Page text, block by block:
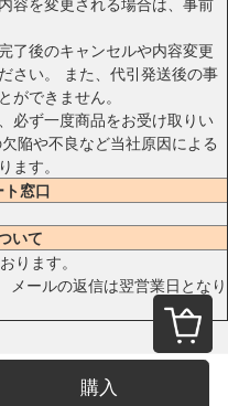
購入
了後のキャンセルや内容変更
さい。 また、代引発送後の事
できません。
必ず一度商品をお受け取りい
陥や不良など当社原因による
す。
窓口
いて
ります。
メールの返信は翌営業日となり